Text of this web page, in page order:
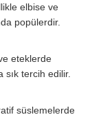
elbise ve
popülerdir.
eteklerde
sık tercih edilir.
süslemelerde